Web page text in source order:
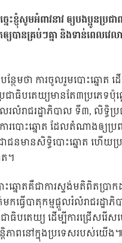
េះខ្ញុំសូមអំពាវនាវ ឲ្យបងប្អូនប្រ
ានគ្រប់ៗគ្នា និងទាន់ពេលវេល
ថែមថា ការចូលរួមបោះឆ្នោត
ជាធិបតេយ្យមានតែ៣ប្រភេទប៉ុណ្
រាជរដ្ឋាភិបាល ទី៣​, លិទ្ធិប្រ
មការបោះឆ្នោត ដែលតំណាងឲ្យ
ាជនមានសិទ្ធិបោះឆ្នោត ហើយ
។
ឆ្នោតគឺជាការស្ទង់មតិពិតប្រា
វើបាតុកម្មផ្ដួលរំលំរាជរដ្ឋាភិ
ជាធិបតេយ្យ ដើម្បីការជ្រើស
ដិភាពនៅក្នុងប្រទេសរបស់យើង៕